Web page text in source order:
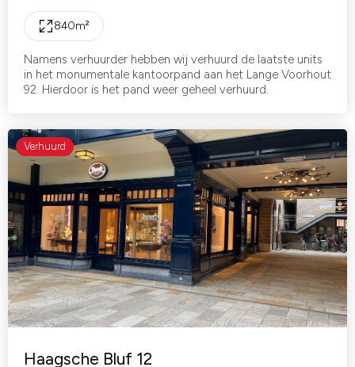
840m²
Namens verhuurder hebben wij verhuurd de laatste units
in het monumentale kantoorpand aan het Lange Voorhout
92. Hierdoor is het pand weer geheel verhuurd.
Verhuurd
Haagsche Bluf 12